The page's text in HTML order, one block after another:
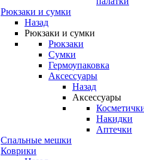
Рюкзаки и сумки
Назад
Рюкзаки и сумки
Рюкзаки
Сумки
Гермоупаковка
Аксессуары
Назад
Аксессуары
Накидки
Аптечки
Спальные мешки
Коврики